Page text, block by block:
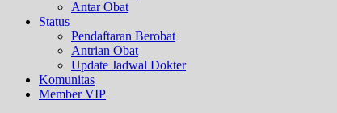
Antar Obat
Status
Pendaftaran Berobat
Antrian Obat
Update Jadwal Dokter
Komunitas
Member VIP